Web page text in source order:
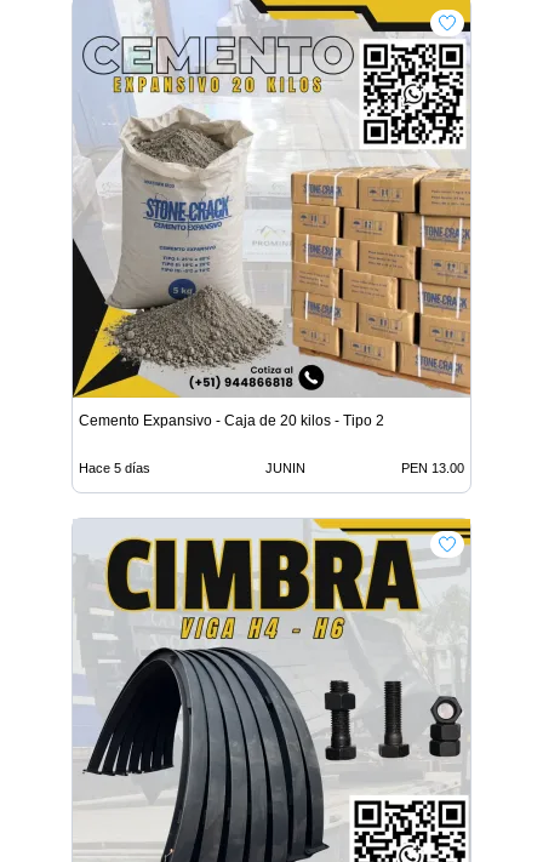
Cemento Expansivo - Caja de 20 kilos - Tipo 2
Hace 5 días JUNIN PEN 13.00